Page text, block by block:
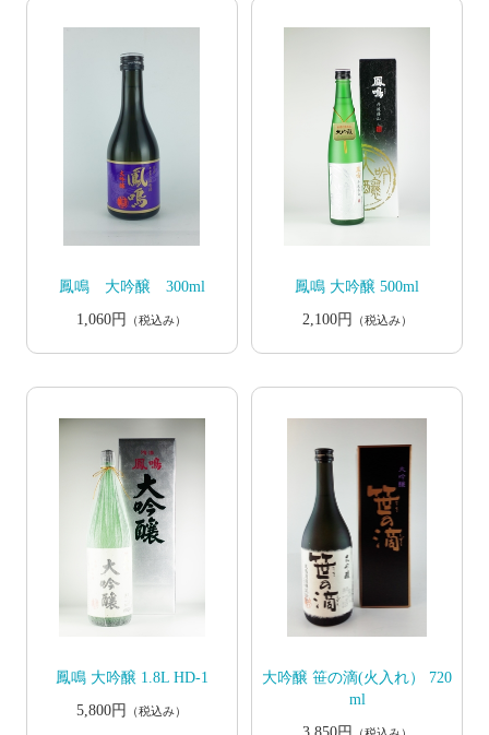
鳳鳴 大吟醸 300ml
1,060円
（税込み）
鳳鳴 大吟醸 500ml
2,100円
（税込み）
鳳鳴 大吟醸 1.8L HD-1
5,800円
（税込み）
大吟醸 笹の滴(火入れ） 720
ml